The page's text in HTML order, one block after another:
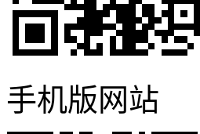
手机版网站